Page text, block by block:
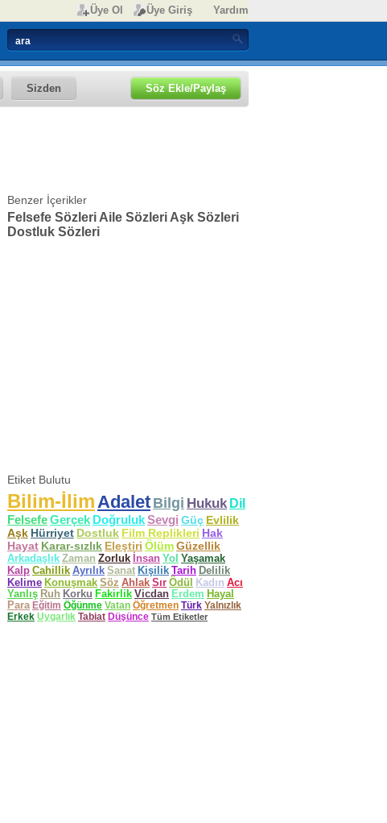
Üye Ol Üye Giriş Yardım
Sizden Söz Ekle/Paylaş
Benzer İçerikler
Felsefe Sözleri Aile Sözleri Aşk Sözleri
Dostluk Sözleri
Etiket Bulutu
Bilim-İlimAdaletBilgi Hukuk Dil
FelsefeGerçek DoğrulukSevgi Güç Evlilik
Aşk Hürriyet Dostluk Film Replikleri Hak
Hayat Karar-sızlık Eleştiri Ölüm Güzellik
Arkadaşlık Zaman Zorluk İnsan Yol Yaşamak
Kalp Cahillik Ayrılık Sanat Kişilik Tarih Delilik
Kelime Konuşmak Söz Ahlak Sır Ödül Kadın Acı
Yanlış Ruh Korku Fakirlik Vicdan Erdem Hayal
Para Eğitim Öğünme Vatan Öğretmen Türk Yalnızlık
Erkek Uygarlık Tabiat Düşünce Tüm Etiketler